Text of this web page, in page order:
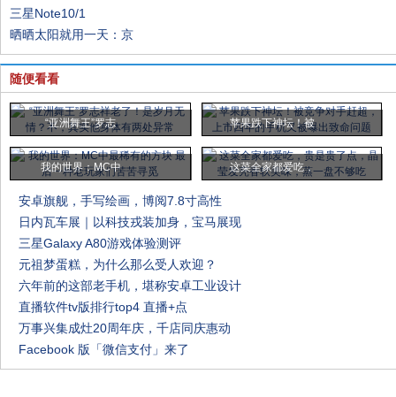
三星Note10/1
晒晒太阳就用一天：京
随便看看
“亚洲舞王”罗志 苹果跌下神坛！被
我的世界：MC中 这菜全家都爱吃，
安卓旗舰，手写绘画，博阅7.8寸高性
日内瓦车展｜以科技戎装加身，宝马展现
三星Galaxy A80游戏体验测评
元祖梦蛋糕，为什么那么受人欢迎？
六年前的这部老手机，堪称安卓工业设计
直播软件tv版排行top4 直播+点
万事兴集成灶20周年庆，千店同庆惠动
Facebook 版「微信支付」来了